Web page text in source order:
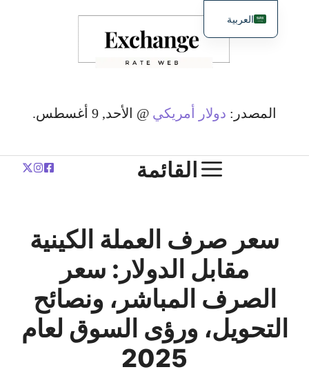
المصدر: دولار أمريكي @ الأحد, 9 أغسطس.
القائمة
سعر صرف العملة الكينية
مقابل الدولار: سعر
الصرف المباشر، ونصائح
التحويل، ورؤى السوق لعام
2025
العربية
English
简体中文
Deutsch
Polski